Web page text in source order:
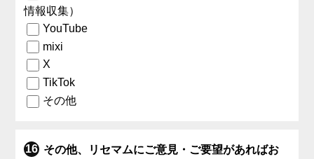
情報収集）
YouTube
mixi
X
TikTok
その他
その他、リセマムにご意見・ご要望があればお